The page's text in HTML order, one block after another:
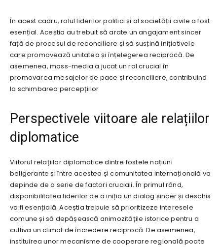
În acest cadru, rolul liderilor politici și al societății civile a fost
esențial. Aceștia au trebuit să arate un angajament sincer
față de procesul de reconciliere și să susțină inițiativele
care promovează unitatea și înțelegerea reciprocă. De
asemenea, mass-media a jucat un rol crucial în
promovarea mesajelor de pace și reconciliere, contribuind
la schimbarea percepțiilor
Perspectivele viitoare ale relațiilor
diplomatice
Viitorul relațiilor diplomatice dintre fostele națiuni
beligerante și între acestea și comunitatea internațională va
depinde de o serie de factori cruciali. În primul rând,
disponibilitatea liderilor de a iniția un dialog sincer și deschis
va fi esențială. Aceștia trebuie să prioritizeze interesele
comune și să depășească animozitățile istorice pentru a
cultiva un climat de încredere reciprocă. De asemenea,
instituirea unor mecanisme de cooperare regională poate